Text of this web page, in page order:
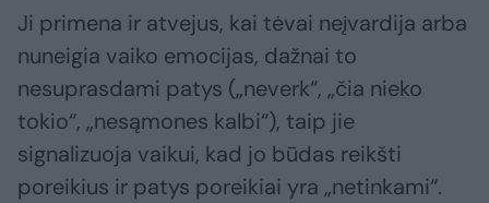
Ji primena ir atvejus, kai tėvai neįvardija arba
nuneigia vaiko emocijas, dažnai to
nesuprasdami patys („neverk“, „čia nieko
tokio“, „nesąmones kalbi“), taip jie
signalizuoja vaikui, kad jo būdas reikšti
poreikius ir patys poreikiai yra „netinkami“.